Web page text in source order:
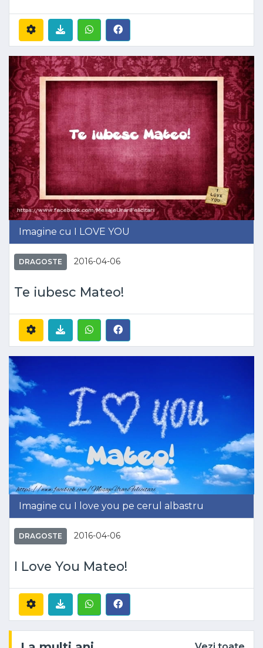
Imagine cu I LOVE YOU
DRAGOSTE 2016-04-06
Te iubesc Mateo!
Imagine cu I love you pe cerul albastru
DRAGOSTE 2016-04-06
I Love You Mateo!